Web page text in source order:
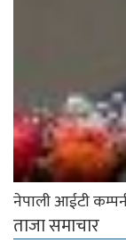
नेपाली आईटी
ताजा समाचार